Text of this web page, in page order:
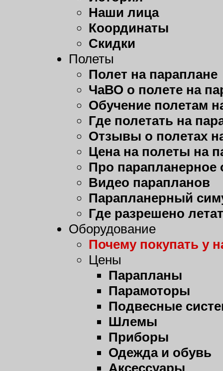
Наши лица
Координаты
Скидки
Полеты
Полет на параплане
ЧаВО о полете на
Обучение полетам
Где полетать на
Отзывы о полетах
Цена на полеты на
Про парапланерное
Видео парапланов
Парапланерный
Где разрешено
Оборудование
Почему покупать у
Цены
Парапланы
Парамоторы
Подвесные
Шлемы
Приборы
Одежда и обувь